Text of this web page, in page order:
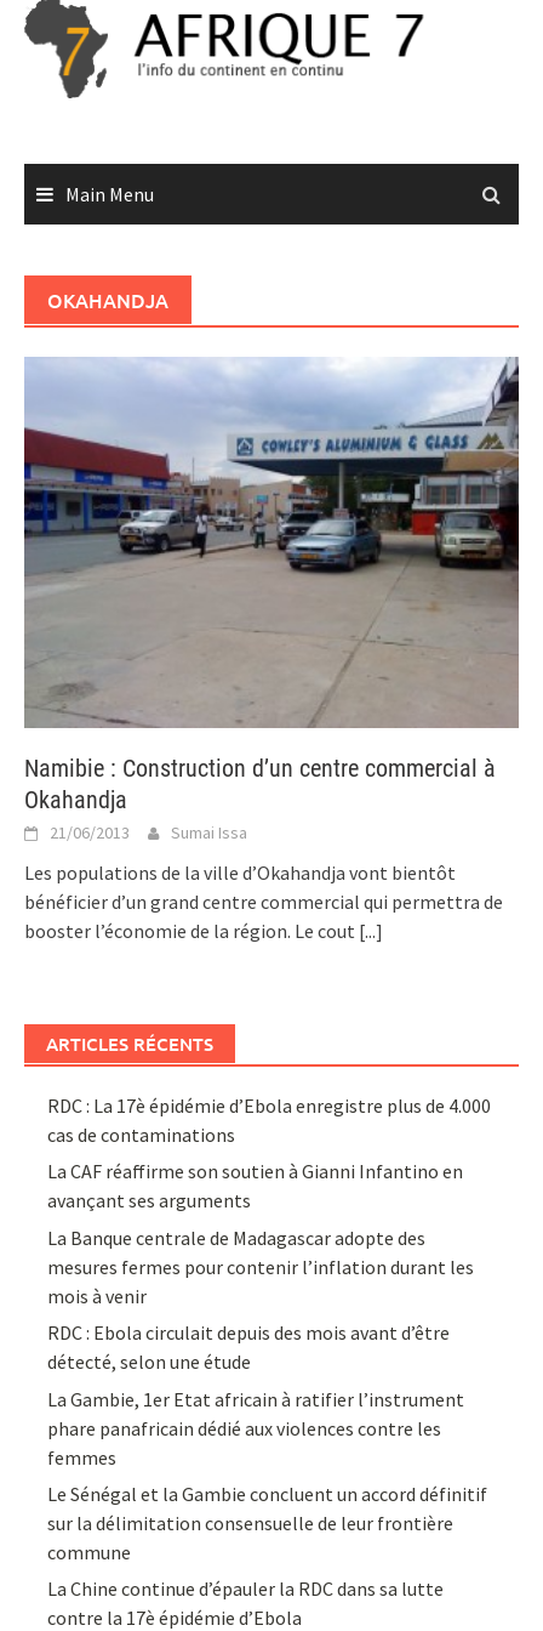
Skip
content
Main Menu
OKAHANDJA
Namibie : Construction d’un centre commercial à
Okahandja
21/06/2013 Sumai Issa
Les populations de la ville d’Okahandja vont bientôt
bénéficier d’un grand centre commercial qui permettra de
booster l’économie de la région. Le cout [...]
ARTICLES RÉCENTS
RDC : La 17è épidémie d’Ebola enregistre plus de 4.000
cas de contaminations
La CAF réaffirme son soutien à Gianni Infantino en
avançant ses arguments
La Banque centrale de Madagascar adopte des
mesures fermes pour contenir l’inflation durant les
mois à venir
RDC : Ebola circulait depuis des mois avant d’être
détecté, selon une étude
La Gambie, 1er Etat africain à ratifier l’instrument
phare panafricain dédié aux violences contre les
femmes
Le Sénégal et la Gambie concluent un accord définitif
sur la délimitation consensuelle de leur frontière
commune
La Chine continue d’épauler la RDC dans sa lutte
contre la 17è épidémie d’Ebola